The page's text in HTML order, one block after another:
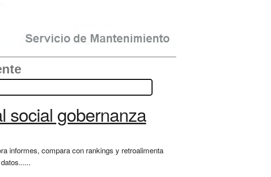
social gobernanza
informes, compara con rankings y retroalimenta